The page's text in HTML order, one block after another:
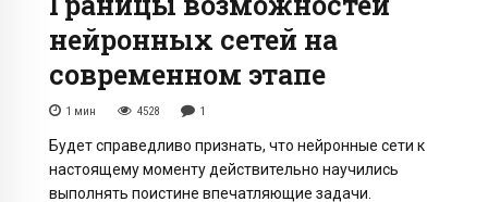
нейронных сетей на
современном этапе
1 мин 4528 1
Будет справедливо признать, что нейронные сети к
настоящему моменту действительно научились
выполнять поистине впечатляющие задачи.